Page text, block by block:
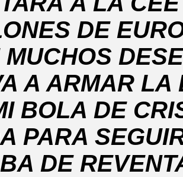
DE
MUCHOS
A ARMAR LA
BOLA DE
PARA
DE